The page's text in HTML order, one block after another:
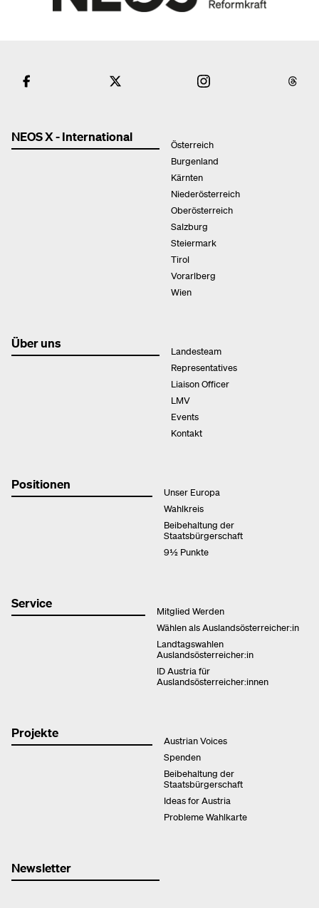
NEOS X - International
Österreich
Burgenland
Kärnten
Niederösterreich
Oberösterreich
Salzburg
Steiermark
Tirol
Vorarlberg
Wien
Über uns
Landesteam
Representatives
Liaison Officer
LMV
Events
Kontakt
Positionen
Unser Europa
Wahlkreis
Beibehaltung der
Staatsbürgerschaft
9½ Punkte
Service
Mitglied Werden
Wählen als Auslandsösterreicher:in
Landtagswahlen
Auslandsösterreicher:in
ID Austria für
Auslandsösterreicher:innen
Projekte
Austrian Voices
Spenden
Beibehaltung der
Staatsbürgerschaft
Ideas for Austria
Probleme Wahlkarte
Newsletter